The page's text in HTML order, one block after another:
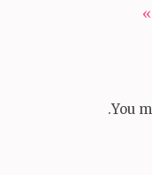
You